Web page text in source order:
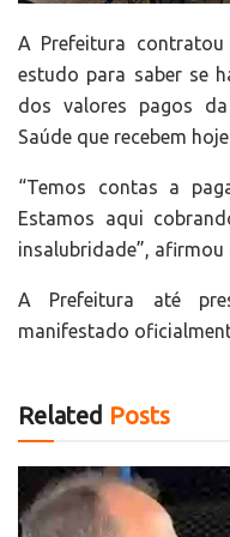
A Prefeitura
estudo para saber se
dos valores pagos
Saúde que recebem
“Temos contas a
Estamos aqui
insalubridade”, afirmou
A Prefeitura até
manifestado
Related Posts